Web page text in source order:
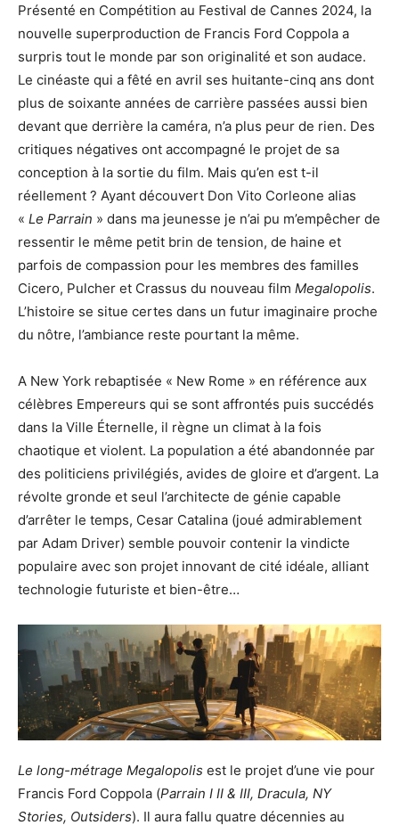
Présenté en Compétition au Festival de Cannes 2024, la
nouvelle superproduction de Francis Ford Coppola a
surpris tout le monde par son originalité et son audace.
Le cinéaste qui a fêté en avril ses huitante-cinq ans dont
plus de soixante années de carrière passées aussi bien
devant que derrière la caméra, n’a plus peur de rien. Des
critiques négatives ont accompagné le projet de sa
conception à la sortie du film. Mais qu’en est t-il
réellement ? Ayant découvert Don Vito Corleone alias
« Le Parrain » dans ma jeunesse je n’ai pu m’empêcher de
ressentir le même petit brin de tension, de haine et
parfois de compassion pour les membres des familles
Cicero, Pulcher et Crassus du nouveau film Megalopolis.
L’histoire se situe certes dans un futur imaginaire proche
du nôtre, l’ambiance reste pourtant la même.
A New York rebaptisée « New Rome » en référence aux
célèbres Empereurs qui se sont affrontés puis succédés
dans la Ville Éternelle, il règne un climat à la fois
chaotique et violent. La population a été abandonnée par
des politiciens privilégiés, avides de gloire et d’argent. La
révolte gronde et seul l’architecte de génie capable
d’arrêter le temps, Cesar Catalina (joué admirablement
par Adam Driver) semble pouvoir contenir la vindicte
populaire avec son projet innovant de cité idéale, alliant
technologie futuriste et bien-être…
Le long-métrage Megalopolis est le projet d’une vie pour
Francis Ford Coppola (Parrain I II & III, Dracula, NY
Stories, Outsiders). Il aura fallu quatre décennies au